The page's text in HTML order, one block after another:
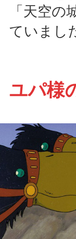
「天空
ていまし
ユパ様